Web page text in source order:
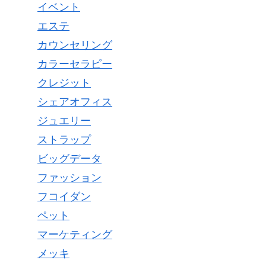
イベント
エステ
カウンセリング
カラーセラピー
クレジット
シェアオフィス
ジュエリー
ストラップ
ビッグデータ
ファッション
フコイダン
ペット
マーケティング
メッキ